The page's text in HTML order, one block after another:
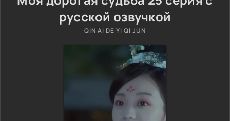
русской озвучкой
QIN AI DE YI QI JUN